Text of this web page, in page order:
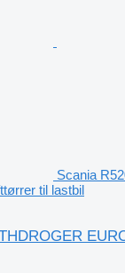
Scania
til lastbil